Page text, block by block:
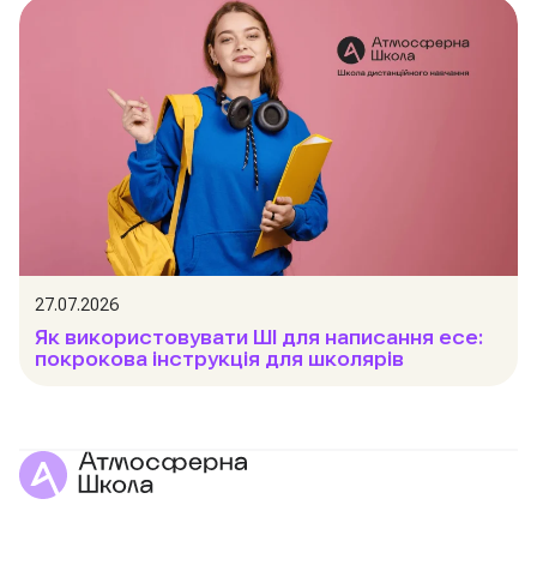
27.07.2026
Як використовувати ШІ для написання есе:
покрокова інструкція для школярів